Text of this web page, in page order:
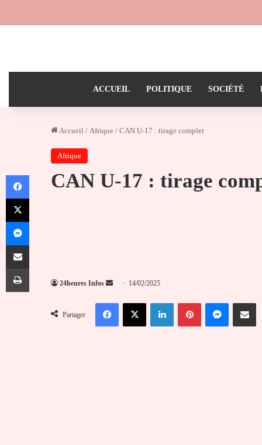
ACCUEIL POLITIQUE SOCIÉTÉ
Accueil / Afrique / CAN U-17 : tirage complet
Afrique
CAN U-17 : tirage
24heures Infos
Envoyer
courriel
14/02/2025
Partager
FacebookX LinkedinPinterestMessenger
Facebook
X
Messenger
Partager par email